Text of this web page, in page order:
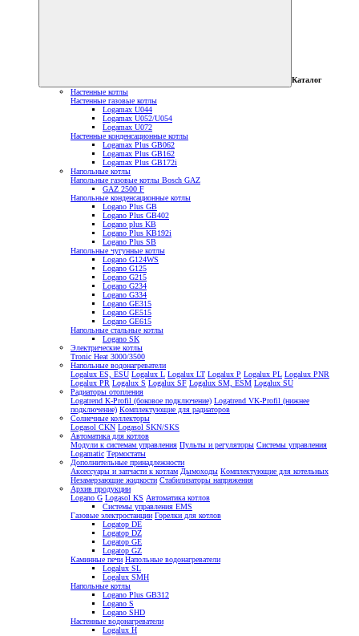
Каталог
Настенные котлы
Настенные газовые котлы
Logamax U044
Logamax U052/U054
Logamax U072
Настенные конденсационные котлы
Logamax Plus GB062
Logamax Plus GB162
Logamax Plus GB172i
Напольные котлы
Напольные газовые котлы Bosch GAZ
GAZ 2500 F
Напольные конденсационные котлы
Logano Plus GB
Logano Plus GB402
Logano plus KB
Logano Plus KB192i
Logano Plus SB
Напольные чугунные котлы
Logano G124WS
Logano G125
Logano G215
Logano G234
Logano G334
Logano GE315
Logano GE515
Logano GE615
Напольные стальные котлы
Logano SK
Электрические котлы
Tronic Heat 3000/3500
Напольные водонагреватели
Logalux ES, ESU Logalux L Logalux LT Logalux P Logalux PL Logalux PNR
Logalux PR Logalux S Logalux SF Logalux SM, ESM Logalux SU
Радиаторы отопления
Logatrend K-Profil (боковое подключение) Logatrend VK-Profil (нижнее
подключение) Комплектующие для радиаторов
Солнечные коллекторы
Logasol CKN Logasol SKN/SKS
Автоматика для котлов
Модули к системам управления Пульты и регуляторы Системы управления
Logamatic Термостаты
Дополнительные принадлежности
Аксессуары и запчасти к котлам Дымоходы Комплектующие для котельных
Незамерзающие жидкости Стабилизаторы напряжения
Архив продукции
Logano G Logasol KS Автоматика котлов
Системы управления EMS
Газовые электростанции Горелки для котлов
Logatop DE
Logatop DZ
Logatop GE
Logatop GZ
Каминные печи Напольные водонагреватели
Logalux SL
Logalux SMH
Напольные котлы
Logano Plus GB312
Logano S
Logano SHD
Настенные водонагреватели
Logalux H